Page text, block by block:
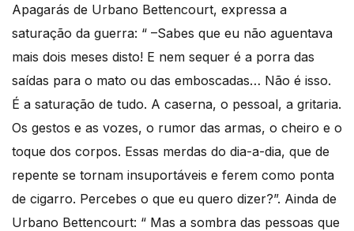
Apagarás de Urbano Bettencourt, expressa a
saturação da guerra: “ –Sabes que eu não aguentava
mais dois meses disto! E nem sequer é a porra das
saídas para o mato ou das emboscadas… Não é isso.
É a saturação de tudo. A caserna, o pessoal, a gritaria.
Os gestos e as vozes, o rumor das armas, o cheiro e o
toque dos corpos. Essas merdas do dia-a-dia, que de
repente se tornam insuportáveis e ferem como ponta
de cigarro. Percebes o que eu quero dizer?”. Ainda de
Urbano Bettencourt: “ Mas a sombra das pessoas que